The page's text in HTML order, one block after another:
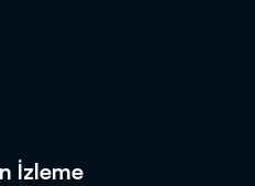
İzleme